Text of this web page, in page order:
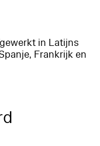
in Latijns
Frankrijk en